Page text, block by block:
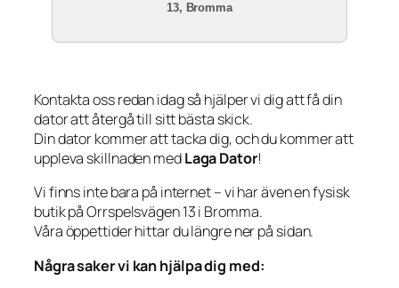
13, Bromma
Kontakta oss redan idag så hjälper vi dig att få din
dator att återgå till sitt bästa skick.
Din dator kommer att tacka dig, och du kommer att
uppleva skillnaden medLaga Dator!
Vi finns inte bara på internet – vi har även en fysisk
butik på Orrspelsvägen 13 i Bromma.
Våra öppettider hittar du längre ner på sidan.
Några saker vi kan hjälpa dig med: